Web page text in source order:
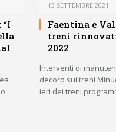
13 SETTEMBRE 2021
Faentina e
treni
2022
Interventi di
decoro sui treni
ieri dei treni